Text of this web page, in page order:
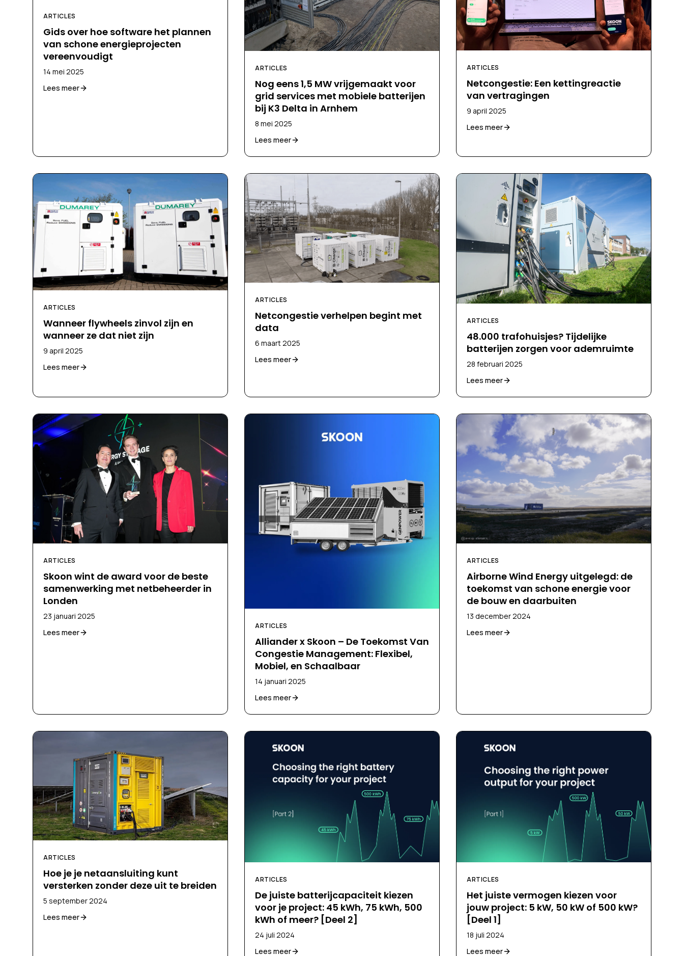
ARTICLES
Gids over hoe software het plannen
van schone energieprojecten
vereenvoudigt
14 mei 2025
Lees meer
ARTICLES
Nog eens 1,5 MW vrijgemaakt voor
grid services met mobiele batterijen
bij K3 Delta in Arnhem
8 mei 2025
Lees meer
ARTICLES
Netcongestie: Een kettingreactie
van vertragingen
9 april 2025
Lees meer
ARTICLES
Wanneer flywheels zinvol zijn en
wanneer ze dat niet zijn
9 april 2025
Lees meer
ARTICLES
Netcongestie verhelpen begint met
data
6 maart 2025
Lees meer
ARTICLES
48.000 trafohuisjes? Tijdelijke
batterijen zorgen voor ademruimte
28 februari 2025
Lees meer
ARTICLES
Skoon wint de award voor de beste
samenwerking met netbeheerder in
Londen
23 januari 2025
Lees meer
ARTICLES
Alliander x Skoon – De Toekomst Van
Congestie Management: Flexibel,
Mobiel, en Schaalbaar
14 januari 2025
Lees meer
ARTICLES
Airborne Wind Energy uitgelegd: de
toekomst van schone energie voor
de bouw en daarbuiten
13 december 2024
Lees meer
ARTICLES
Hoe je je netaansluiting kunt
versterken zonder deze uit te breiden
5 september 2024
Lees meer
ARTICLES
De juiste batterijcapaciteit kiezen
voor je project: 45 kWh, 75 kWh, 500
kWh of meer? [Deel 2]
24 juli 2024
Lees meer
ARTICLES
Het juiste vermogen kiezen voor
jouw project: 5 kW, 50 kW of 500 kW?
[Deel 1]
18 juli 2024
Lees meer